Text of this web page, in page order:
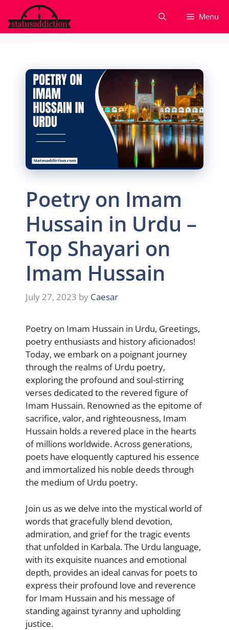
to
content
Menu
Poetry on Imam
Hussain in Urdu –
Top Shayari on
Imam Hussain
July 27, 2023 by Caesar
Poetry on Imam Hussain in Urdu, Greetings,
poetry enthusiasts and history aficionados!
Today, we embark on a poignant journey
through the realms of Urdu poetry,
exploring the profound and soul-stirring
verses dedicated to the revered figure of
Imam Hussain. Renowned as the epitome of
sacrifice, valor, and righteousness, Imam
Hussain holds a revered place in the hearts
of millions worldwide. Across generations,
poets have eloquently captured his essence
and immortalized his noble deeds through
the medium of Urdu poetry.
Join us as we delve into the mystical world of
words that gracefully blend devotion,
admiration, and grief for the tragic events
that unfolded in Karbala. The Urdu language,
with its exquisite nuances and emotional
depth, provides an ideal canvas for poets to
express their profound love and reverence
for Imam Hussain and his message of
standing against tyranny and upholding
justice.